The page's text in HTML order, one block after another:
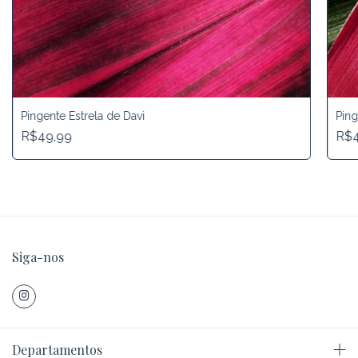
Pingente Estrela de Davi
R$49,99
Siga-nos
Departamentos